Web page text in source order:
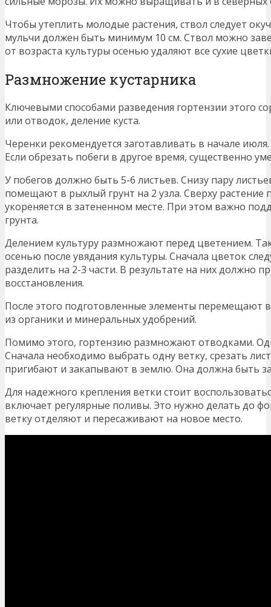
Чтобы утеплить молодые растения, ствол следует
мульчи должен быть минимум 10 см. Ствол можно
от возраста культуры осенью удаляют все сухие
Размножение кустарника
Ключевыми способами разведения гортензии этого
или отводок, деление куста.
Черенки рекомендуется заготавливать в начале
Если обрезать побеги в другое время, существенно
У побегов должно быть 5-6 листьев. Снизу пару
помещают в рыхлый грунт на 2 узла. Сверху
укореняется в затененном месте. При этом важно
грунта.
Делением культуру размножают перед цветением.
осенью после увядания культуры. Сначала цветок
разделить на 2-3 части. В результате на них должно
восстановления.
После этого подготовленные элементы перемещают
из органики и минеральных удобрений.
Помимо этого, гортензию размножают отводками.
Сначала необходимо выбрать одну ветку, срезать
пригибают и закапывают в землю. Она должна быть
Для надежного крепления ветки стоит
включает регулярные поливы. Это нужно делать до
ветку отделяют и пересаживают на новое место.